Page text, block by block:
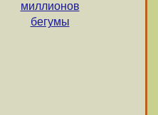
миллионов
бегумы